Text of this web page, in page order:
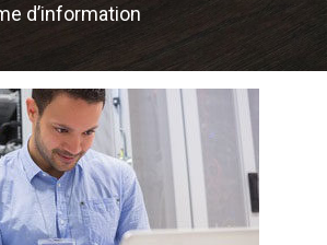
d’information